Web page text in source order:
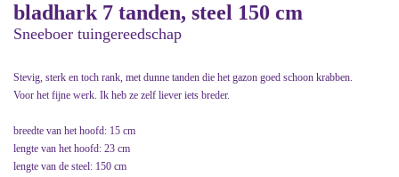
bladhark 7 tanden, steel 150 cm
Sneeboer tuingereedschap
Stevig, sterk en toch rank, met dunne tanden die het gazon goed schoon krabben.
Voor het fijne werk. Ik heb ze zelf liever iets breder.
breedte van het hoofd: 15 cm
lengte van het hoofd: 23 cm
lengte van de steel: 150 cm